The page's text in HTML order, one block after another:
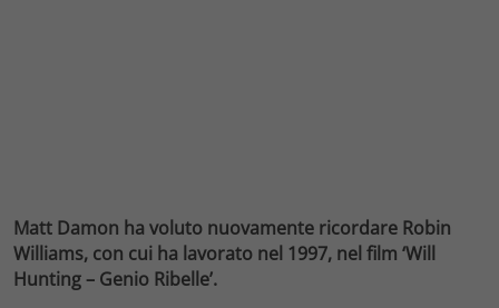
Matt Damon ha voluto nuovamente ricordare Robin
Williams, con cui ha lavorato nel 1997, nel film ‘Will
Hunting – Genio Ribelle’.